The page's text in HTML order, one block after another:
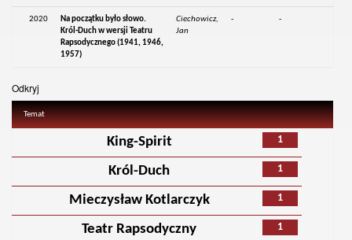
2020
Na początku było słowo.
Król-Duch w wersji Teatru
Rapsodycznego (1941, 1946,
1957)
Ciechowicz,
Jan
- -
Odkryj
Temat
1
King-Spirit
1
Król-Duch
1
Mieczysław Kotlarczyk
1
Teatr Rapsodyczny